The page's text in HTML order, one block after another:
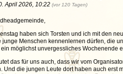
April 2026, 10:22 (vor 120 Tagen)
haben sich Torsten und ich mit den
junge Menschen kennenlernen dürfen, die
möglichst unvergessliches Wochenende
das für uns auch, dass wir vom
Und die jungen Leute dort haben auch erst